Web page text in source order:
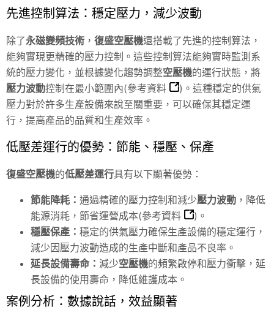
先進控制算法：穩定壓力，減少波動
除了永磁變頻技術 ， 復盛空壓機還搭載了先進的控制算法，
能夠實現更精確的壓力控制。這些控制算法能夠實時監測系
統的壓力變化，並根據變化趨勢調整空壓機的運行狀態，將
壓力波動控制在最小範圍內(參考資料
)。這種穩定的供氣
壓力對於許多生產設備來說至關重要，可以確保其穩定運
行，提高產品的品質和生產效率。
低壓差運行的優勢：節能、穩壓、保產
復盛空壓機的低壓差運行具有以下顯著優勢：
節能降耗： 通過精確的壓力控制和減少壓力波動 ，降低
能源消耗，節省運營成本(參考資料
)。
穩壓保產： 穩定的供氣壓力確保生產設備的穩定運行，
減少因壓力波動造成的生產中斷和產品不良率。
延長設備壽命： 減少空壓機的頻繁啟停和壓力衝擊，延
長設備的使用壽命，降低維護成本。
案例分析：數據說話，效益顯著